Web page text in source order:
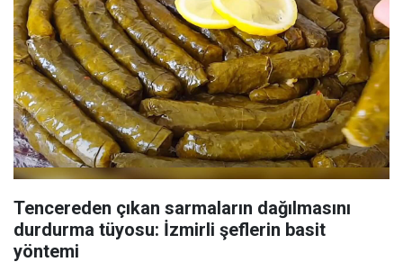
Tencereden çıkan sarmaların dağılmasını
durdurma tüyosu: İzmirli şeflerin basit
yöntemi